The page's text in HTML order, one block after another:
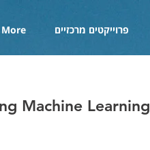
פרוייקטים מרכזיים More
Machine Learning